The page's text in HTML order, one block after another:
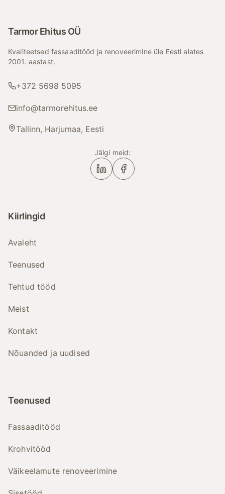
Tarmor Ehitus OÜ
Kvaliteetsed fassaaditööd ja renoveerimine üle Eesti alates
2001. aastast.
+372 5698 5095
info@tarmorehitus.ee
Tallinn, Harjumaa, Eesti
Jälgi meid:
Kiirlingid
Avaleht
Teenused
Tehtud tööd
Meist
Kontakt
Nõuanded ja uudised
Teenused
Fassaaditööd
Krohvitööd
Väikeelamute renoveerimine